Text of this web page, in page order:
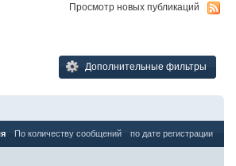
Просмотр новых публикаций
Дополнительные фильтры
По количеству сообщений по дате регистрации